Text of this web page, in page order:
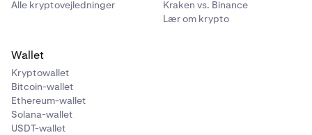
Alle kryptovejledninger
Kraken vs. Binance
Lær om krypto
Wallet
Kryptowallet
Bitcoin-wallet
Ethereum-wallet
Solana-wallet
USDT-wallet